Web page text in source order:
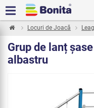
Locuri de Joacă
Grup de lanț
albastru